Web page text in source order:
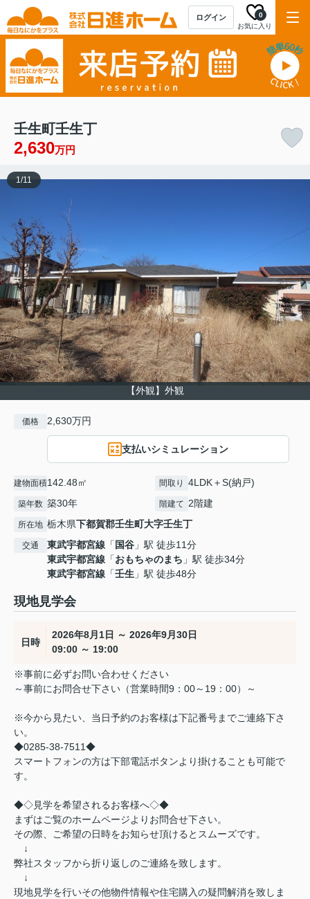
ログイン
お気に入り
0
壬生町壬生丁
2,630万円
【外観】外観
1 /11
価格 2,630万円
支払いシミュレーション
建物面積142.48㎡ 間取り 4LDK＋S(納戸)
築年数 築30年 階建て 2階建
所在地 栃木県下都賀郡壬生町大字壬生丁
交通 東武宇都宮線 「 国谷 」駅 徒歩11分
東武宇都宮線 「おもちゃのまち 」駅 徒歩34分
東武宇都宮線 「壬生 」駅 徒歩48分
現地見学会
日時
2026年8月1日 ～ 2026年9月30日
09:00 ～ 19:00
※事前に必ずお問い合わせください
～事前にお問合せ下さい（営業時間9：00～19：00）～
※今から見たい、当日予約のお客様は下記番号までご連絡下さ
い。
◆0285-38-7511◆
スマートフォンの方は下部電話ボタンより掛けることも可能で
す。
◆◇見学を希望されるお客様へ◇◆
まずはご覧のホームページよりお問合せ下さい。
その際、ご希望の日時をお知らせ頂けるとスムーズです。
↓
弊社スタッフから折り返しのご連絡を致します。
↓
現地見学を行いその他物件情報や住宅購入の疑問解消を致しま